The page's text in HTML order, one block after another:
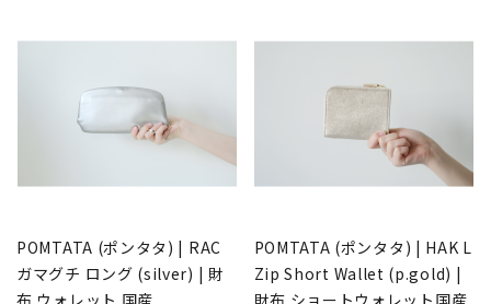
POMTATA (ポンタタ) | RAC
ガマグチ ロング (silver) | 財
布 ウォレット 国産
POMTATA (ポンタタ) | HAK L
Zip Short Wallet (p.gold) |
財布 ショートウォレット国産